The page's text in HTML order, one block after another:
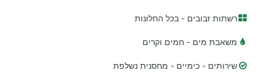
רשתות זבובים - בכל החלונות
משאבת מים - חמים וקרים
שירותים - כימיים - מחסנית נשלפת